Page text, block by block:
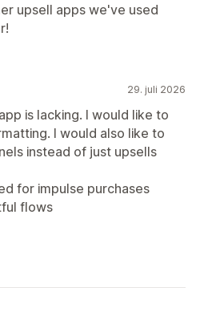
upsell apps we've used
29. juli 2026
is lacking. I would like to
I would also like to
instead of just upsells
for impulse purchases
flows